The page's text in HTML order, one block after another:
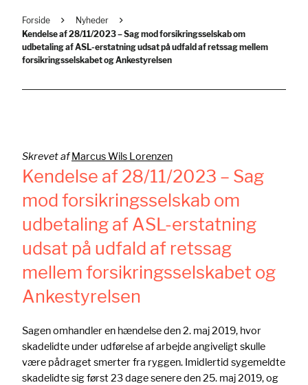
Forside
Nyheder
Kendelse af 28/11/2023 – Sag mod forsikringsselskab om
udbetaling af ASL-erstatning udsat på udfald af retssag mellem
forsikringsselskabet og Ankestyrelsen
Skrevet afMarcus Wils Lorenzen
Kendelse af 28/11/2023 – Sag
mod forsikringsselskab om
udbetaling af ASL-erstatning
udsat på udfald af retssag
mellem forsikringsselskabet og
Ankestyrelsen
Sagen omhandler en hændelse den 2. maj 2019, hvor
skadelidte under udførelse af arbejde angiveligt skulle
være pådraget smerter fra ryggen. Imidlertid sygemeldte
skadelidte sig først 23 dage senere den 25. maj 2019, og